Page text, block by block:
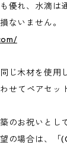
優れ、水滴は
ないません。
じ木材を使用
せてペアセッ
のお祝いとし
の場合は、「